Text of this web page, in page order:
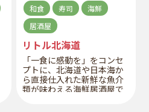
和食
寿司
海鮮
居酒屋
リトル北海道
「一食に感動を」をコンセ
プトに、北海道や日本海か
ら直接仕入れた新鮮な魚介
類が味わえる海鮮居酒屋で